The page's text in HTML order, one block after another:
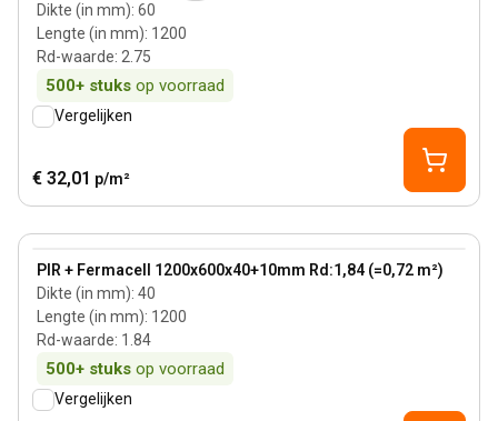
Dikte (in mm): 60
Lengte (in mm): 1200
Rd-waarde: 2.75
500+ stuks op voorraad
Vergelijken
€ 32,01 p/m²
PIR + Fermacell 1200x600x40+10mm Rd:1,84 (=0,72 m²)
Dikte (in mm): 40
Lengte (in mm): 1200
Rd-waarde: 1.84
500+ stuks op voorraad
View product
Vergelijken